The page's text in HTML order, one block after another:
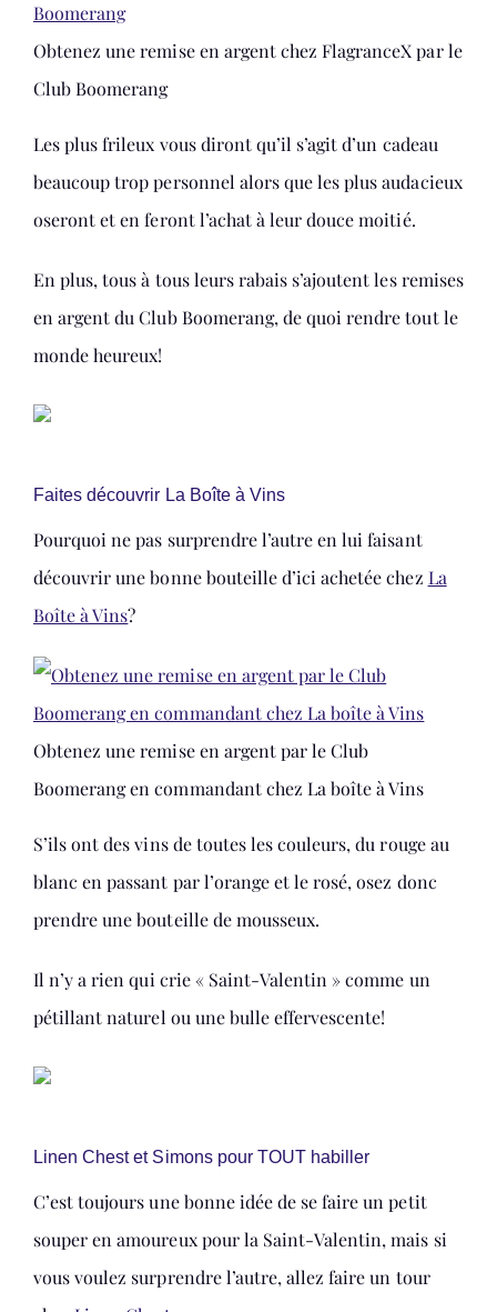
Obtenez une remise en argent chez FlagranceX par le
Club Boomerang
Les plus frileux vous diront qu’il s’agit d’un cadeau
beaucoup trop personnel alors que les plus audacieux
oseront et en feront l’achat à leur douce moitié.
En plus, tous à tous leurs rabais s’ajoutent les remises
en argent du Club Boomerang, de quoi rendre tout le
monde heureux!
Faites découvrir La Boîte à Vins
Pourquoi ne pas surprendre l’autre en lui faisant
découvrir une bonne bouteille d’ici achetée chez La
Boîte à Vins?
Obtenez une remise en argent par le Club
Boomerang en commandant chez La boîte à Vins
S’ils ont des vins de toutes les couleurs, du rouge au
blanc en passant par l’orange et le rosé, osez donc
prendre une bouteille de mousseux.
Il n’y a rien qui crie « Saint-Valentin » comme un
pétillant naturel ou une bulle effervescente!
Linen Chest et Simons pour TOUT habiller
C’est toujours une bonne idée de se faire un petit
souper en amoureux pour la Saint-Valentin, mais si
vous voulez surprendre l’autre, allez faire un tour